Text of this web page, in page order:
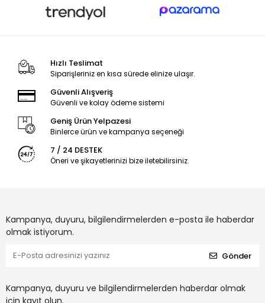
Hızlı Teslimat
Siparişleriniz en kısa sürede elinize ulaşır.
Güvenli Alışveriş
Güvenli ve kolay ödeme sistemi
Geniş Ürün Yelpazesi
Binlerce ürün ve kampanya seçeneği
7 / 24 DESTEK
Öneri ve şikayetlerinizi bize iletebilirsiniz.
Kampanya, duyuru, bilgilendirmelerden e-posta ile haberdar
olmak istiyorum.
Gönder
Kampanya, duyuru ve bilgilendirmelerden haberdar olmak
için kayıt olun.